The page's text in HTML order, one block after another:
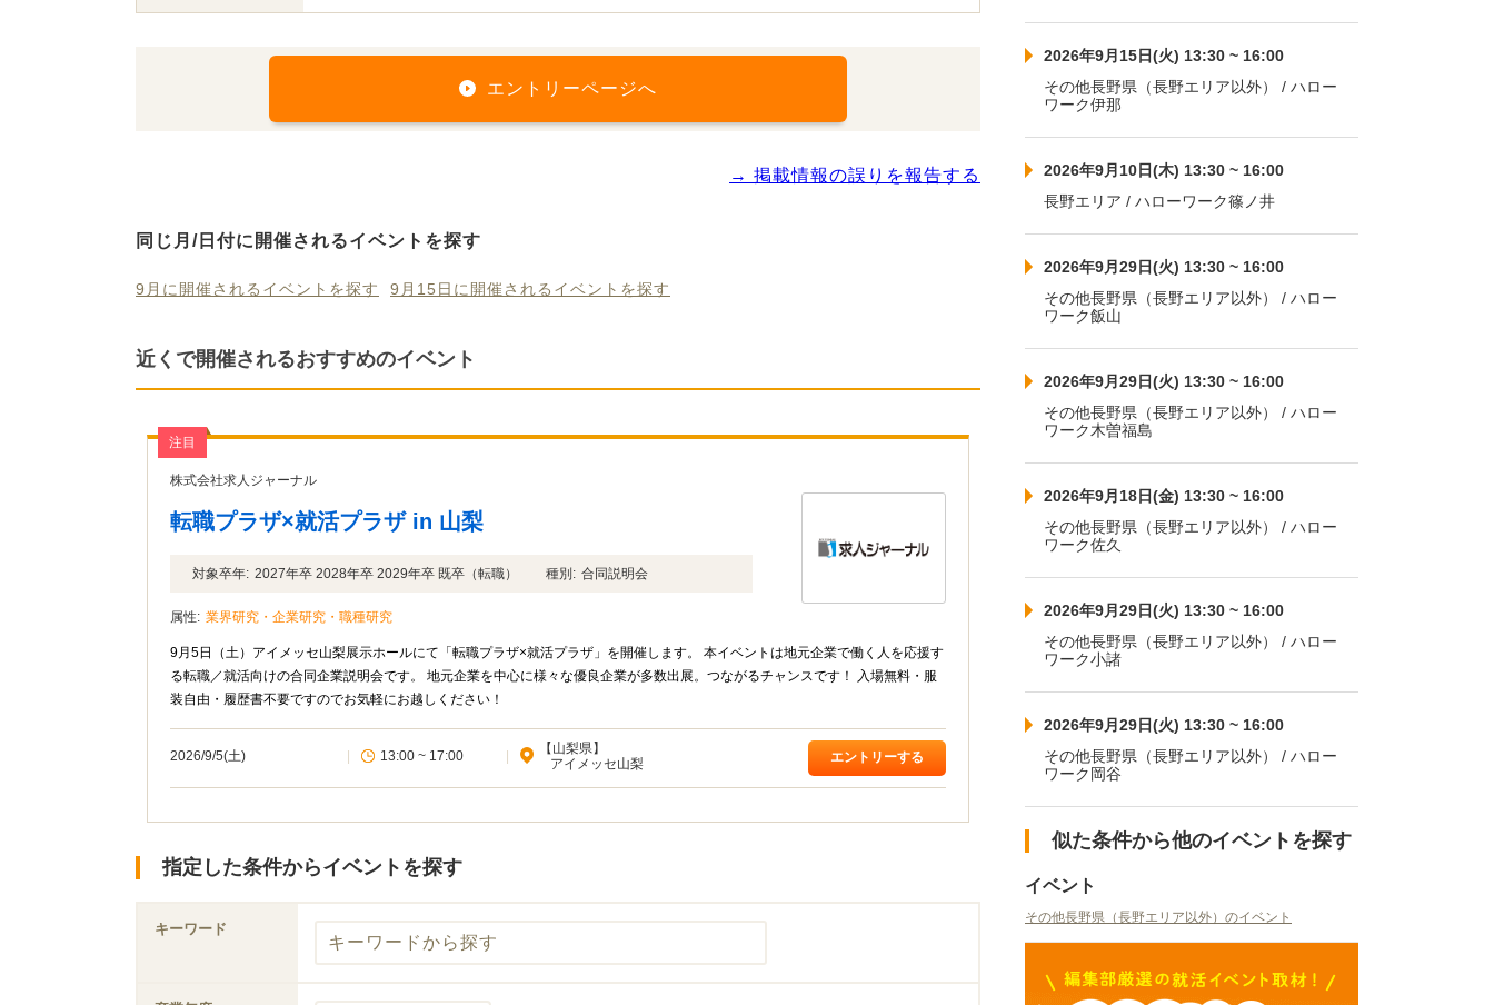
エントリーページへ
→ 掲載情報の誤りを報告する
同じ月/日付に開催されるイベントを探す
9月に開催されるイベントを探す 9月15日に開催されるイベントを探す
近くで開催されるおすすめのイベント
注目
株式会社求人ジャーナル
転職プラザ×就活プラザ in 山梨
対象卒年: 2027年卒 2028年卒 2029年卒 既卒（転職） 種別: 合同説明会
属性: 業界研究・企業研究・職種研究
9月5日（土）アイメッセ山梨展示ホールにて「転職プラザ×就活プラザ」を開催します。 本イベントは地元企業で働く人を応援す
る転職／就活向けの合同企業説明会です。 地元企業を中心に様々な優良企業が多数出展。つながるチャンスです！ 入場無料・服
装自由・履歴書不要ですのでお気軽にお越しください！
2026/9/5(土) | 13:00 ~ 17:00 |
【山梨県】
アイメッセ山梨
エントリーする
指定した条件からイベントを探す
キーワード
2026年9月15日(火) 13:30 ~ 16:00
その他長野県（長野エリア以外） / ハロー
ワーク伊那
2026年9月10日(木) 13:30 ~ 16:00
長野エリア / ハローワーク篠ノ井
2026年9月29日(火) 13:30 ~ 16:00
その他長野県（長野エリア以外） / ハロー
ワーク飯山
2026年9月29日(火) 13:30 ~ 16:00
その他長野県（長野エリア以外） / ハロー
ワーク木曽福島
2026年9月18日(金) 13:30 ~ 16:00
その他長野県（長野エリア以外） / ハロー
ワーク佐久
2026年9月29日(火) 13:30 ~ 16:00
その他長野県（長野エリア以外） / ハロー
ワーク小諸
2026年9月29日(火) 13:30 ~ 16:00
その他長野県（長野エリア以外） / ハロー
ワーク岡谷
似た条件から他のイベントを探す
イベント
その他長野県（長野エリア以外）のイベント